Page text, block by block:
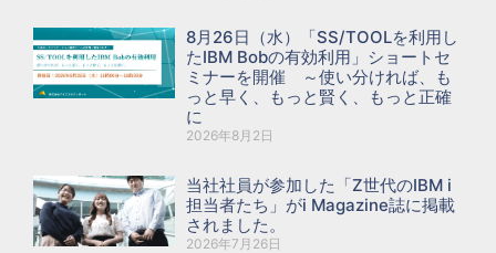
8月26日（水）「SS/TOOLを利用し
たIBM Bobの有効利用」ショートセ
ミナーを開催 ～使い分ければ、も
っと早く、もっと賢く、もっと正確
に
2026年8月2日
当社社員が参加した「Z世代のIBM i
担当者たち」がi Magazine誌に掲載
されました。
2026年7月26日